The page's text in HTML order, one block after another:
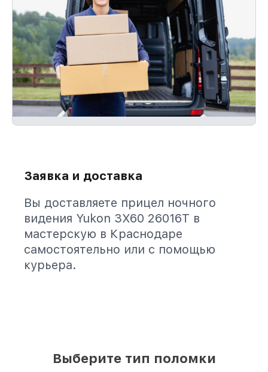
Заявка и доставка
Вы доставляете прицел ночного
видения Yukon 3Х60 26016Т в
мастерскую в Краснодаре
самостоятельно или с помощью
курьера.
Выберите тип поломки